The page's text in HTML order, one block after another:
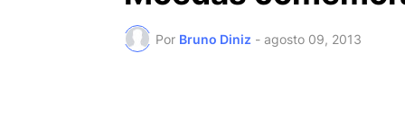
Por Bruno Diniz - agosto 09, 2013